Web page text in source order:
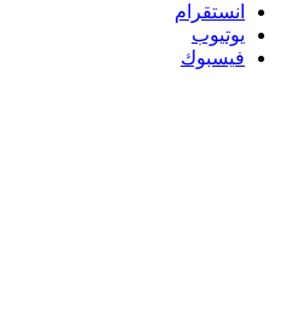
انستقرام
يوتيوب
فيسبوك